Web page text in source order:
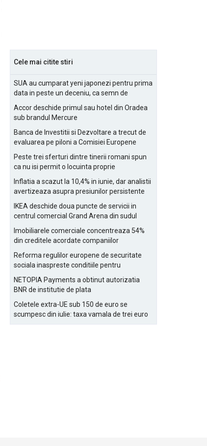
Cele mai citite stiri
SUA au cumparat yeni japonezi pentru prima
data in peste un deceniu, ca semn de
Accor deschide primul sau hotel din Oradea
sub brandul Mercure
Banca de Investitii si Dezvoltare a trecut de
evaluarea pe piloni a Comisiei Europene
Peste trei sferturi dintre tinerii romani spun
ca nu isi permit o locuinta proprie
Inflatia a scazut la 10,4% in iunie, dar analistii
avertizeaza asupra presiunilor persistente
IKEA deschide doua puncte de servicii in
centrul comercial Grand Arena din sudul
Imobiliarele comerciale concentreaza 54%
din creditele acordate companiilor
Reforma regulilor europene de securitate
sociala inaspreste conditiile pentru
NETOPIA Payments a obtinut autorizatia
BNR de institutie de plata
Coletele extra-UE sub 150 de euro se
scumpesc din iulie: taxa vamala de trei euro
pe articol, adaugata la taxa logistica